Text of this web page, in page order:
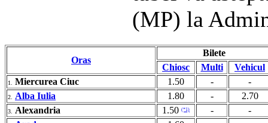
(MP) la
Oras
Bilete
Chiosc
Multi Vehicul
1. Miercurea Ciuc 1.50 - -
2. Alba Iulia 1.80 - 2.70
3. Alexandria 1.50 (*1) - -